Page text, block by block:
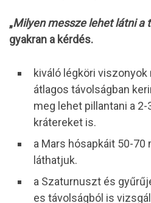
„Milyen messze lehet látni a
gyakran a kérdés.
kiváló légköri
átlagos távolságban
meg lehet pillantani a
krátereket is.
a Mars hósapkáit 50-
láthatjuk.
a Szaturnuszt és
es távolságból is